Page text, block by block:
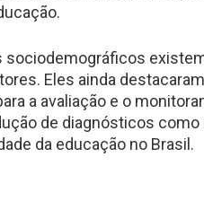
sociodemográficos
Eles ainda
a avaliação e o
de diagnósticos
da educação no Brasil.